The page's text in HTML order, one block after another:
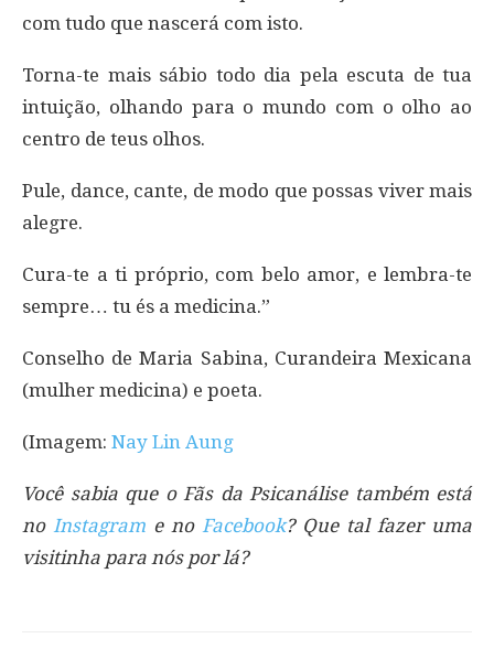
com tudo que nascerá com isto.
Torna-te mais sábio todo dia pela escuta de tua
intuição, olhando para o mundo com o olho ao
centro de teus olhos.
Pule, dance, cante, de modo que possas viver mais
alegre.
Cura-te a ti próprio, com belo amor, e lembra-te
sempre… tu és a medicina.”
Conselho de Maria Sabina, Curandeira Mexicana
(mulher medicina) e poeta.
(Imagem: Nay Lin Aung
Você sabia que o Fãs da Psicanálise também está
no Instagrame no Facebook? Que tal fazer uma
visitinha para nós por lá?